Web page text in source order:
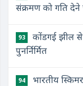
संक्रमण को गति
93
कोंडगई झील
पुनर्निर्मित
94
भारतीय